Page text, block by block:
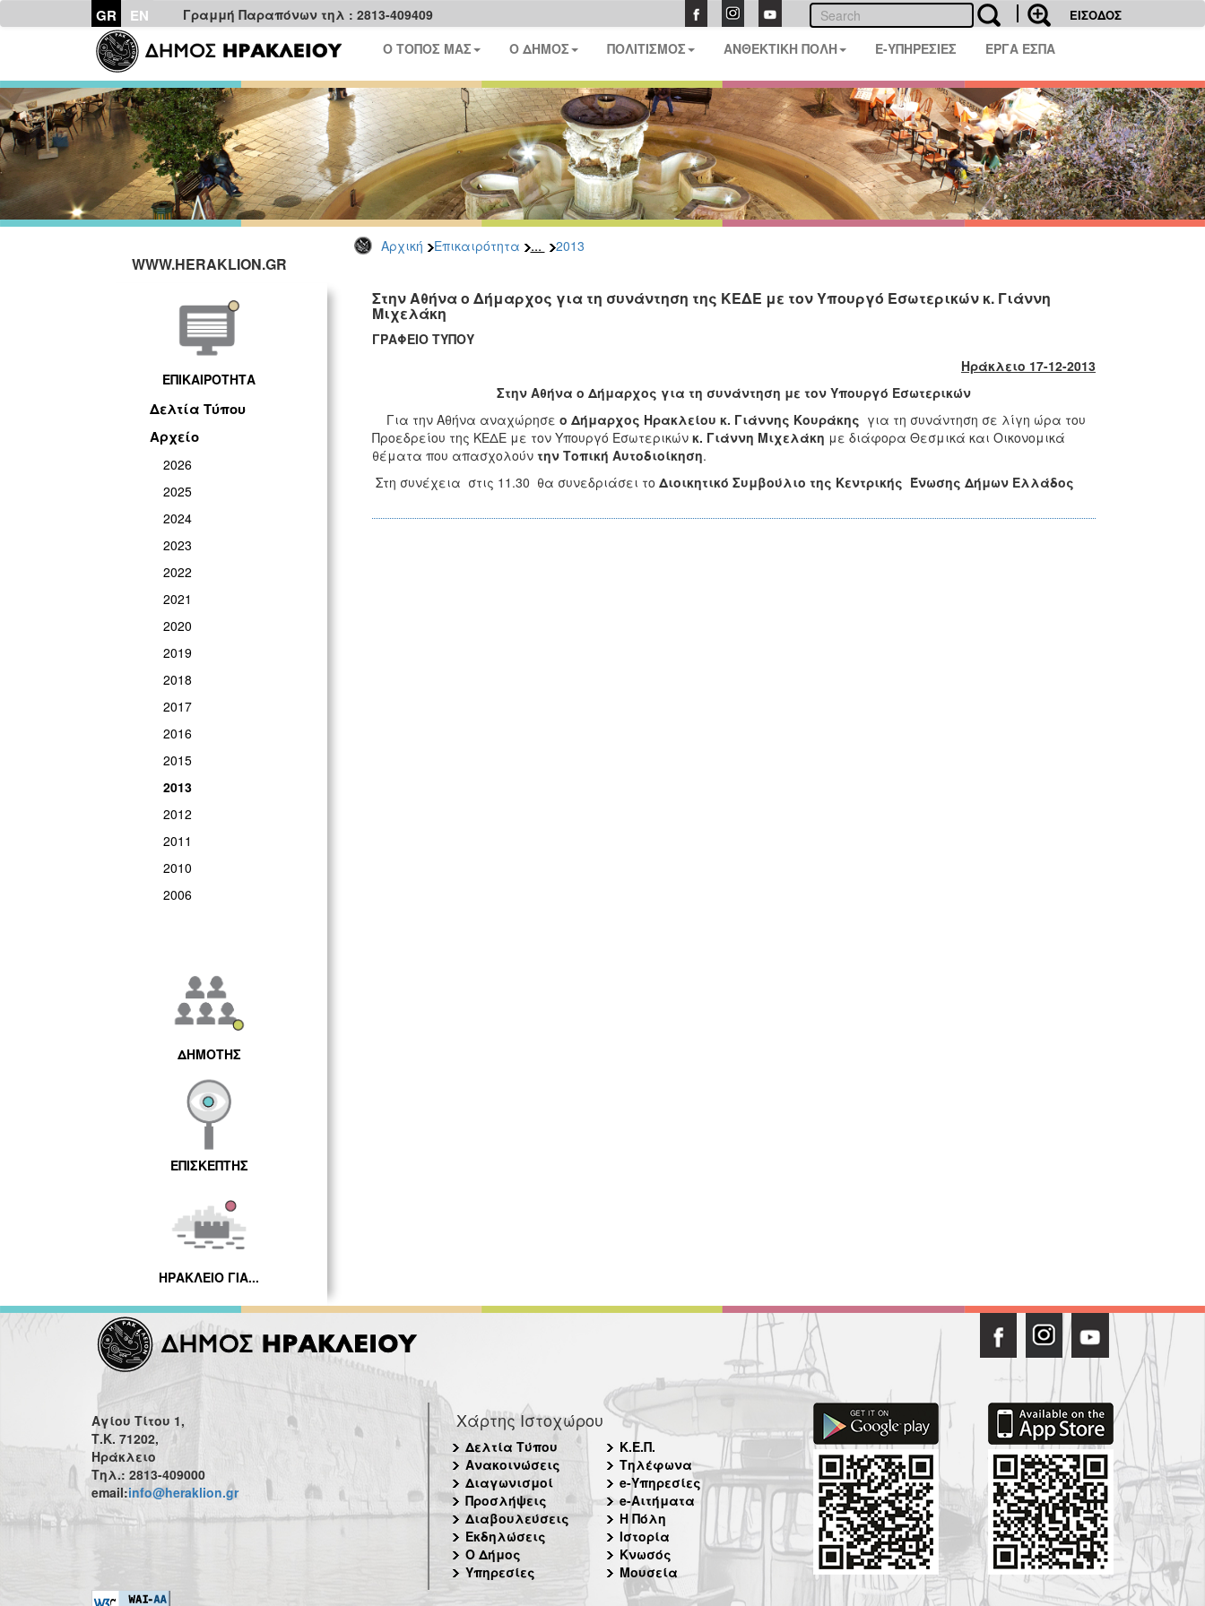
GR EN Γραμμή Παραπόνων τηλ : 2813-409409 ΕΙΣΟΔΟΣ
Ο ΤΟΠΟΣ ΜΑΣ Ο ΔΗΜΟΣ ΠΟΛΙΤΙΣΜΟΣ ΑΝΘΕΚΤΙΚΗ ΠΟΛΗ E-ΥΠΗΡΕΣΙΕΣ ΕΡΓΑ ΕΣΠΑ
Αρχική Επικαιρότητα ... 2013
WWW.HERAKLION.GR
ΕΠΙΚΑΙΡΟΤΗΤΑ
Δελτία Τύπου
Αρχείο
2026
2025
2024
2023
2022
2021
2020
2019
2018
2017
2016
2015
2013
2012
2011
2010
2006
ΔΗΜΟΤΗΣ
ΕΠΙΣΚΕΠΤΗΣ
ΗΡΑΚΛΕΙΟ ΓΙΑ...
Στην Αθήνα ο Δήμαρχος για τη συνάντηση της ΚΕΔΕ με τον Υπουργό Εσωτερικών κ. Γιάννη
Μιχελάκη
ΓΡΑΦΕΙΟ ΤΥΠΟΥ
Ηράκλειο 17-12-2013
Στην Αθήνα ο Δήμαρχος για τη συνάντηση με τον Υπουργό Εσωτερικών
Για την Αθήνα αναχώρησε ο Δήμαρχος Ηρακλείου κ. Γιάννης Κουράκης για τη συνάντηση σε λίγη ώρα του
Προεδρείου της ΚΕΔΕ με τον Υπουργό Εσωτερικών κ. Γιάννη Μιχελάκη με διάφορα Θεσμικά και Οικονομικά
θέματα που απασχολούν την Τοπική Αυτοδιοίκηση.
Στη συνέχεια στις 11.30 θα συνεδριάσει το Διοικητικό Συμβούλιο της Κεντρικής Ένωσης Δήμων Ελλάδος
Αγίου Τίτου 1,
Τ.Κ. 71202,
Ηράκλειο
Τηλ.: 2813-409000
email:info@heraklion.gr
Χάρτης Ιστοχώρου
Δελτία Τύπου
Ανακοινώσεις
Διαγωνισμοί
Προσλήψεις
Διαβουλεύσεις
Εκδηλώσεις
Ο Δήμος
Υπηρεσίες
Κ.Ε.Π.
Τηλέφωνα
e-Υπηρεσίες
e-Αιτήματα
Η Πόλη
Ιστορία
Κνωσός
Μουσεία